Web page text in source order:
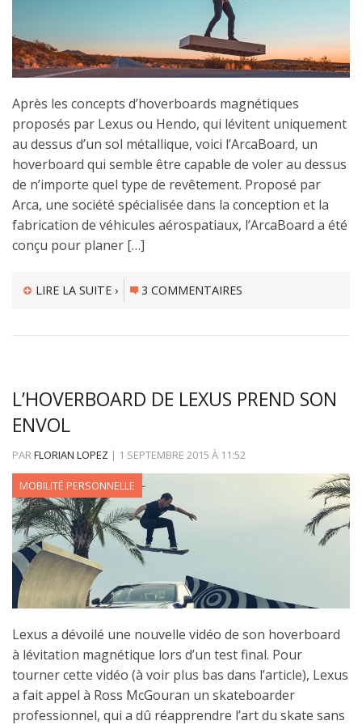
Après les concepts d’hoverboards magnétiques
proposés par Lexus ou Hendo, qui lévitent uniquement
au dessus d’un sol métallique, voici l’ArcaBoard, un
hoverboard qui semble être capable de voler au dessus
de n’importe quel type de revêtement. Proposé par
Arca, une société spécialisée dans la conception et la
fabrication de véhicules aérospatiaux, l’ArcaBoard a été
conçu pour planer […]
LIRE LA SUITE › 3 COMMENTAIRES
L’HOVERBOARD DE LEXUS PREND SON
ENVOL
PARFLORIAN LOPEZ | 1 SEPTEMBRE 2015 À 11:52
MOBILITÉ PERSONNELLE
Lexus a dévoilé une nouvelle vidéo de son hoverboard
à lévitation magnétique lors d’un test final. Pour
tourner cette vidéo (à voir plus bas dans l’article), Lexus
a fait appel à Ross McGouran un skateboarder
professionnel, qui a dû réapprendre l’art du skate sans